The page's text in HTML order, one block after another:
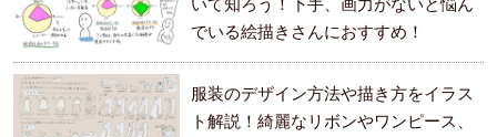
いて知ろう！下手、画力がないと悩ん
でいる絵描きさんにおすすめ！
服装のデザイン方法や描き方をイラス
ト解説！綺麗なリボンやワンピース、